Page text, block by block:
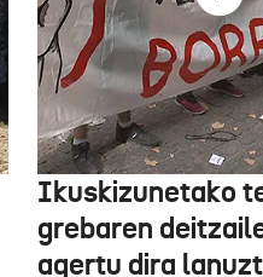
Ikuskizunetako
grebaren
agertu dira